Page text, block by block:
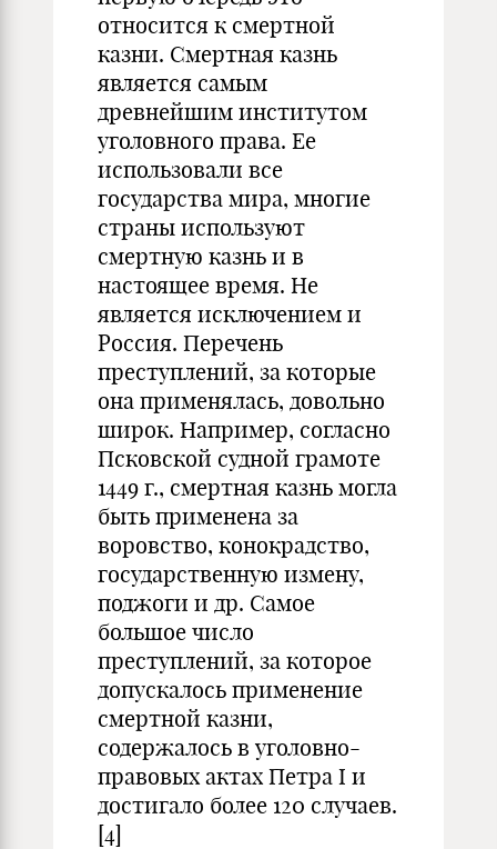
относится к смертной
казни. Смертная казнь
является самым
древнейшим институтом
уголовного права. Ее
использовали все
государства мира, многие
страны используют
смертную казнь и в
настоящее время. Не
является исключением и
Россия. Перечень
преступлений, за которые
она применялась, довольно
широк. Например, согласно
Псковской судной грамоте
1449 г., смертная казнь могла
быть применена за
воровство, конокрадство,
государственную измену,
поджоги и др. Самое
большое число
преступлений, за которое
допускалось применение
смертной казни,
содержалось в уголовно-
правовых актах Петра I и
достигало более 120 случаев.
[4]